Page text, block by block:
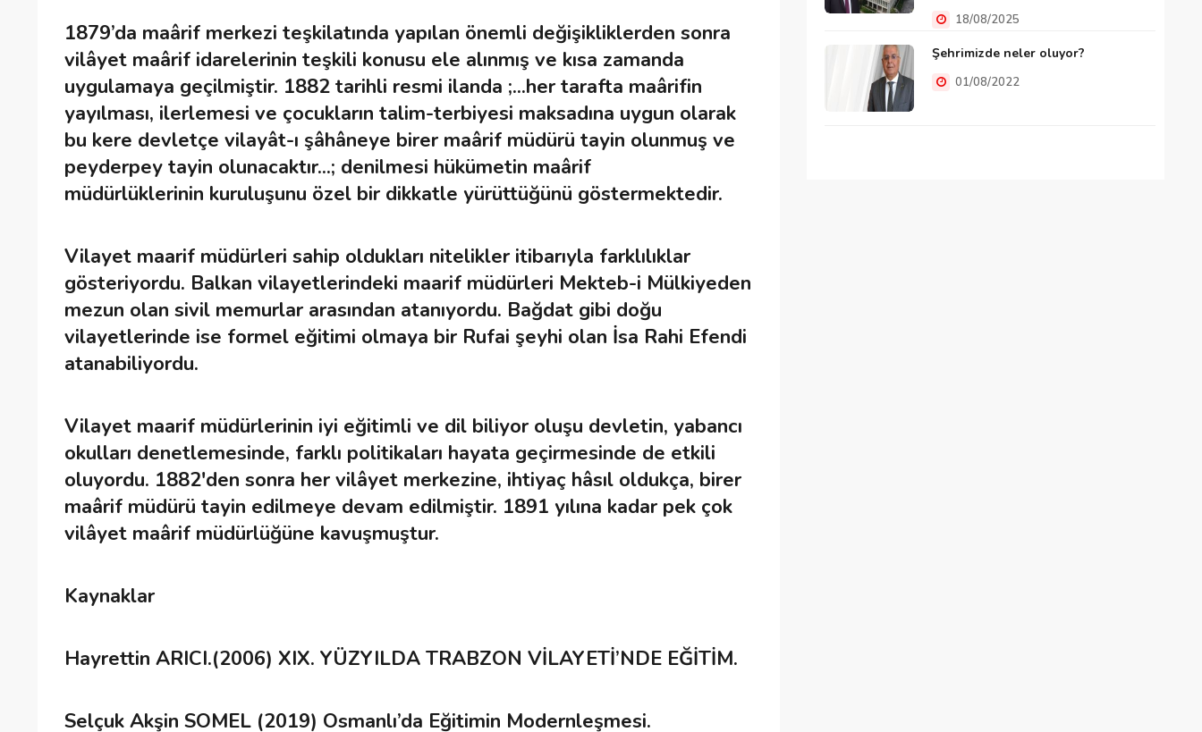
1879’da maârif merkezi teşkilatında yapılan önemli değişikliklerden sonra
vilâyet maârif idarelerinin teşkili konusu ele alınmış ve kısa zamanda
uygulamaya geçilmiştir. 1882 tarihli resmi ilanda ;...her tarafta maârifin
yayılması, ilerlemesi ve çocukların talim-terbiyesi maksadına uygun olarak
bu kere devletçe vilayât-ı şâhâneye birer maârif müdürü tayin olunmuş ve
peyderpey tayin olunacaktır...; denilmesi hükümetin maârif
müdürlüklerinin kuruluşunu özel bir dikkatle yürüttüğünü göstermektedir.
Vilayet maarif müdürleri sahip oldukları nitelikler itibarıyla farklılıklar
gösteriyordu. Balkan vilayetlerindeki maarif müdürleri Mekteb-i Mülkiyeden
mezun olan sivil memurlar arasından atanıyordu. Bağdat gibi doğu
vilayetlerinde ise formel eğitimi olmaya bir Rufai şeyhi olan İsa Rahi Efendi
atanabiliyordu.
Vilayet maarif müdürlerinin iyi eğitimli ve dil biliyor oluşu devletin, yabancı
okulları denetlemesinde, farklı politikaları hayata geçirmesinde de etkili
oluyordu. 1882'den sonra her vilâyet merkezine, ihtiyaç hâsıl oldukça, birer
maârif müdürü tayin edilmeye devam edilmiştir. 1891 yılına kadar pek çok
vilâyet maârif müdürlüğüne kavuşmuştur.
Kaynaklar
Hayrettin ARICI.(2006) XIX. YÜZYILDA TRABZON VİLAYETİ’NDE EĞİTİM.
Selçuk Akşin SOMEL (2019) Osmanlı’da Eğitimin Modernleşmesi.
18/08/2025
Şehrimizde neler oluyor?
01/08/2022